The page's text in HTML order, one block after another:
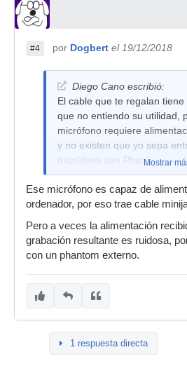
#4 por Dogbert el 19/12/2018
Diego Cano escribió:
El cable que te regalan
que no entiendo su utilidad,
micrófono requiere
y no existen que yo sepa
micrófono con Phantom.
Mostrar
Ese micrófono es capaz de
ordenador, por eso trae cable
Pero a veces la alimentación
grabación resultante es ruidosa,
con un phantom externo.
1 respuesta directa